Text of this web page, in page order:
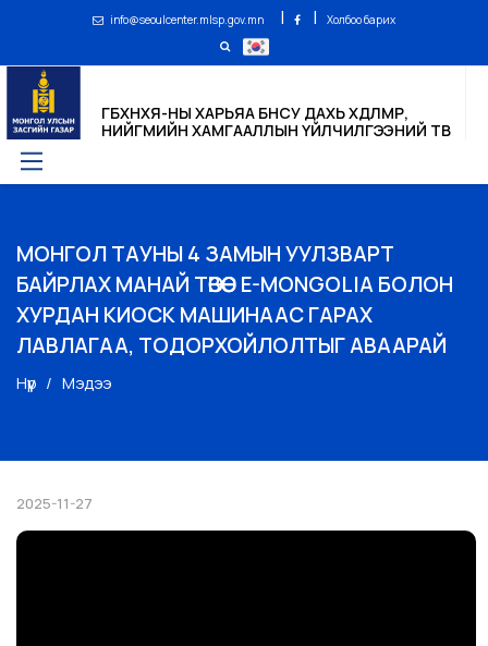
info@seoulcenter.mlsp.gov.mn | | Холбоо барих
ГБХНХЯ-НЫ ХАРЬЯА БНСУ ДАХЬ ХӨДӨЛМӨР,
НИЙГМИЙН ХАМГААЛЛЫН ҮЙЛЧИЛГЭЭНИЙ ТӨВ
МОНГОЛ ТАУНЫ 4 ЗАМЫН УУЛЗВАРТ
БАЙРЛАХ МАНАЙ ТӨВӨӨС E-MONGOLIA БОЛОН
ХУРДАН КИОСК МАШИНААС ГАРАХ
ЛАВЛАГАА, ТОДОРХОЙЛОЛТЫГ АВААРАЙ
Нүүр Мэдээ
2025-11-27